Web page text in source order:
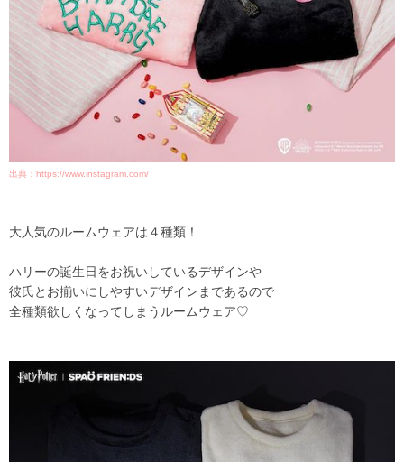
出典：https://www.instagram.com/
大人気のルームウェアは４種類！
ハリーの誕生日をお祝いしているデザインや
彼氏とお揃いにしやすいデザインまであるので
全種類欲しくなってしまうルームウェア♡